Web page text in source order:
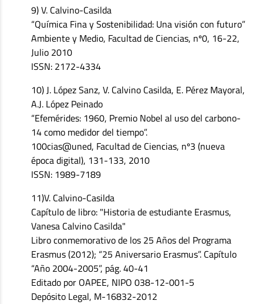
9) V. Calvino-Casilda
“Química Fina y Sostenibilidad: Una visión con futuro”
Ambiente y Medio, Facultad de Ciencias, nº0, 16-22,
Julio 2010
ISSN: 2172-4334
10) J. López Sanz, V. Calvino Casilda, E. Pérez Mayoral,
A.J. López Peinado
“Efemérides: 1960, Premio Nobel al uso del carbono-
14 como medidor del tiempo”.
100cias@uned, Facultad de Ciencias, nº3 (nueva
época digital), 131-133, 2010
ISSN: 1989-7189
11)V. Calvino-Casilda
Capítulo de libro: "Historia de estudiante Erasmus,
Vanesa Calvino Casilda"
Libro conmemorativo de los 25 Años del Programa
Erasmus (2012); “25 Aniversario Erasmus”. Capítulo
“Año 2004-2005”, pág. 40-41
Editado por OAPEE, NIPO 038-12-001-5
Depósito Legal, M-16832-2012